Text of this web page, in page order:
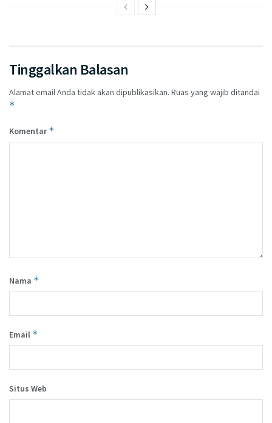
Tinggalkan Balasan
Alamat email Anda tidak akan dipublikasikan. Ruas yang wajib ditandai
*
Komentar*
Nama *
Email *
Situs Web